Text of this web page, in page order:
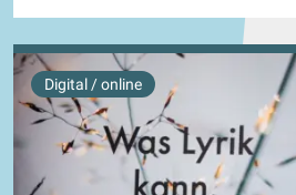
Digital / online